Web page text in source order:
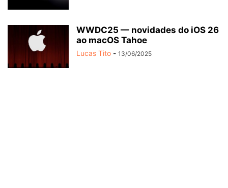
WWDC25 — novidades do iOS 26
ao macOS Tahoe
Lucas Tito - 13/06/2025